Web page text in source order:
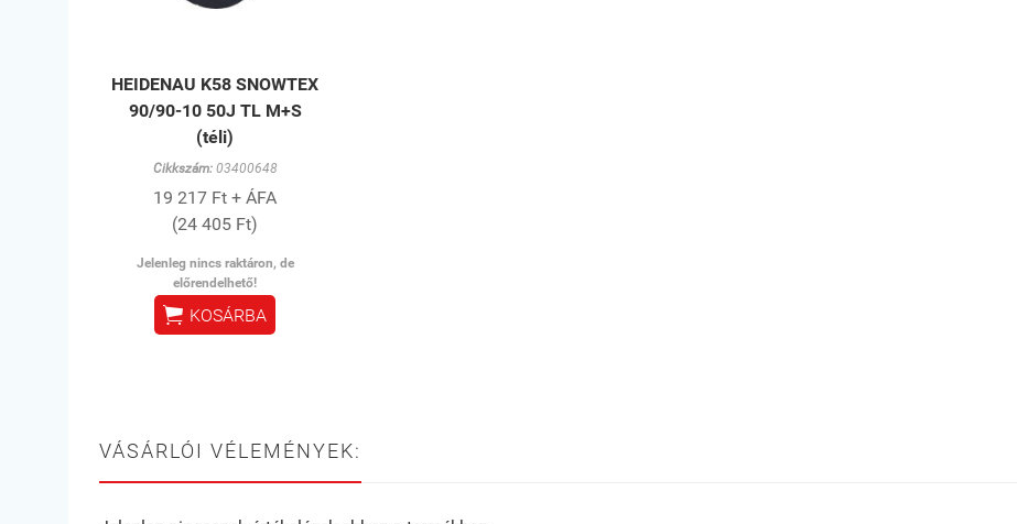
HEIDENAU K58 SNOWTEX
90/90-10 50J TL M+S
(téli)
Cikkszám:03400648
19 217 Ft + ÁFA
(24 405 Ft)
Jelenleg nincs raktáron, de
előrendelhető!
 KOSÁRBA
VÁSÁRLÓI VÉLEMÉNYEK: